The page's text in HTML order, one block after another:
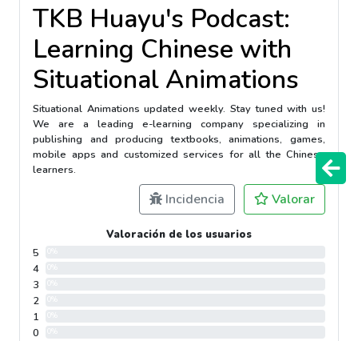
TKB Huayu's Podcast:
Learning Chinese with
Situational Animations
Situational Animations updated weekly. Stay tuned with us!
We are a leading e-learning company specializing in
publishing and producing textbooks, animations, games,
mobile apps and customized services for all the Chinese
learners.
Incidencia Valorar
Valoración de los usuarios
5
4
3
2
1
0